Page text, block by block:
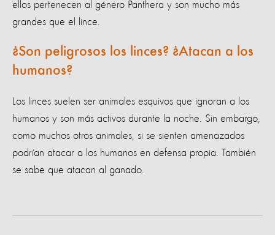
ellos pertenecen al género Panthera y son mucho más
grandes que el lince.
¿Son peligrosos los linces? ¿Atacan a los
humanos?
Los linces suelen ser animales esquivos que ignoran a los
humanos y son más activos durante la noche. Sin embargo,
como muchos otros animales, si se sienten amenazados
podrían atacar a los humanos en defensa propia. También
se sabe que atacan al ganado.